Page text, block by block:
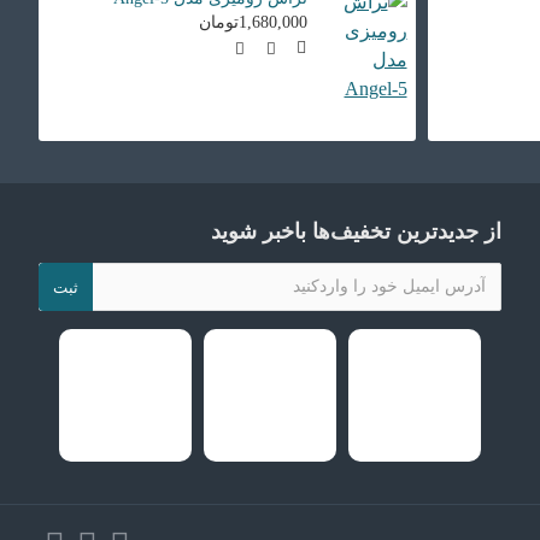
1,680,000تومان
از جدیدترین تخفیف‌ها باخبر شوید
ثبت